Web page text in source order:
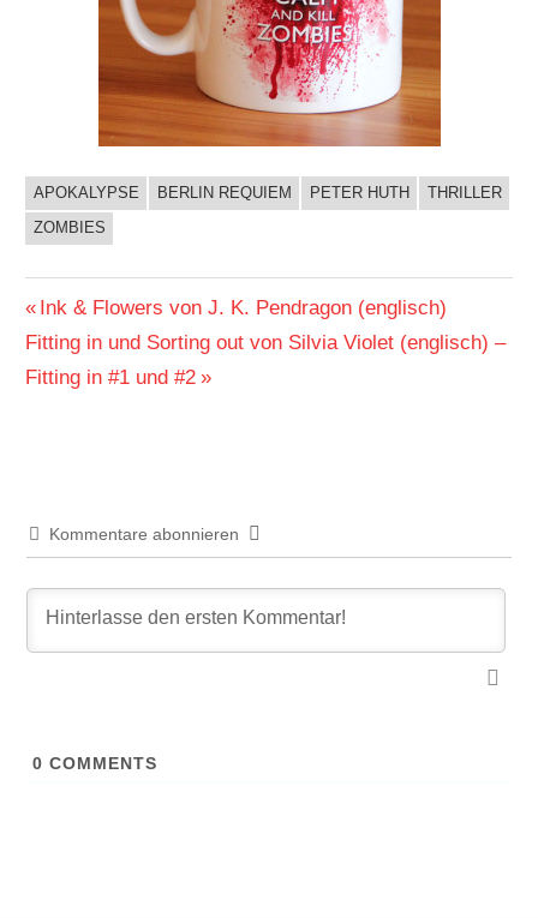
BUCHIGES
APOKALYPSE BERLIN REQUIEM PETER HUTH
THRILLER
ZOMBIES
Beitragsnavigation
Vorheriger
Beitrag:
Ink & Flowers von J. K. Pendragon (englisch)
Nächster
Beitrag:
Fitting in und Sorting out von Silvia Violet (englisch) –
Fitting in #1 und #2
Kommentare abonnieren
0 COMMENTS